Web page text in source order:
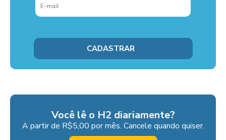
Você lê o H2 diariamente?
A partir de R$5,00 por mês. Cancele quando quiser.